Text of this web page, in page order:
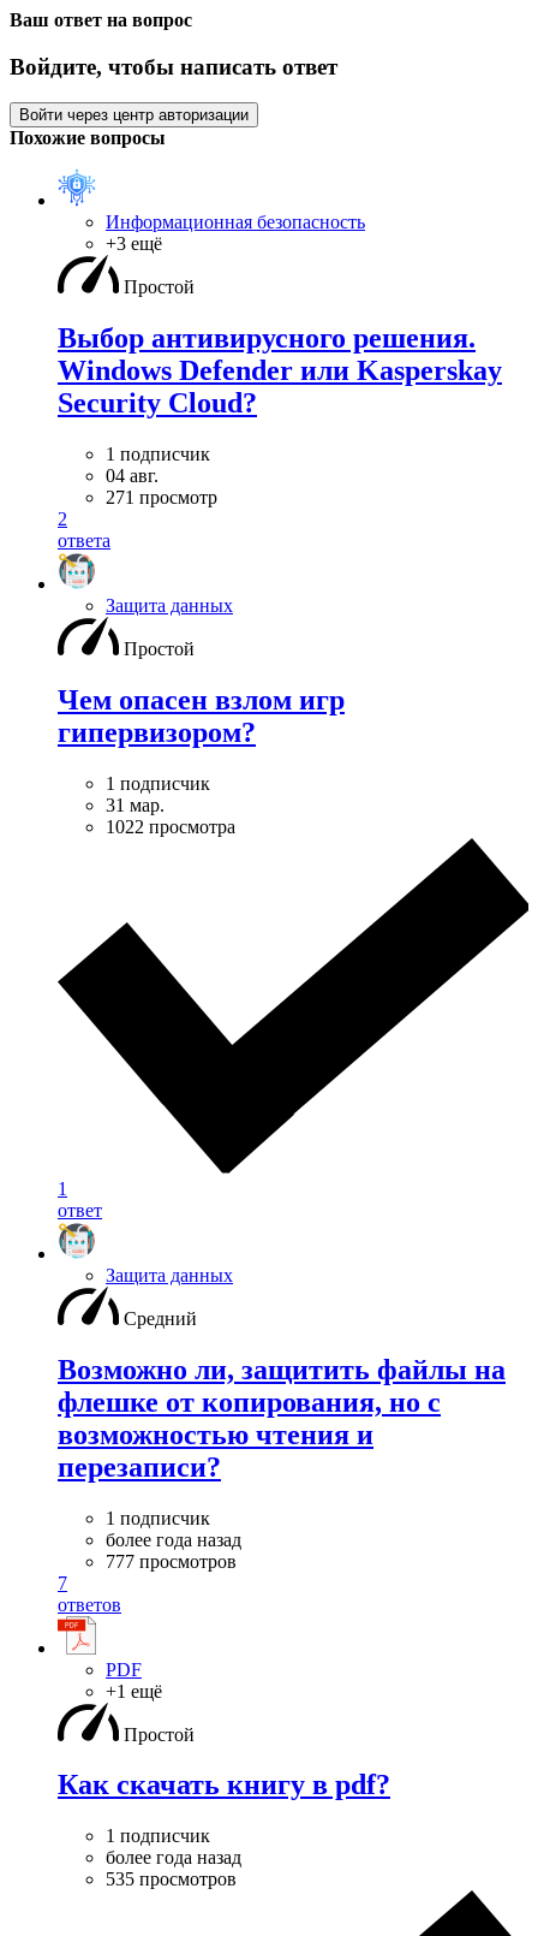
Ваш ответ на вопрос
Войдите, чтобы написать ответ
Войти через центр авторизации
Похожие вопросы
Информационная безопасность
+3 ещё
Простой
Выбор антивирусного решения.
Windows Defender или Kasperskay
Security Cloud?
1 подписчик
04 авг.
271 просмотр
2
ответа
Защита данных
Простой
Чем опасен взлом игр
гипервизором?
1 подписчик
31 мар.
1022 просмотра
1
ответ
Защита данных
Средний
Возможно ли, защитить файлы на
флешке от копирования, но с
возможностью чтения и
перезаписи?
1 подписчик
более года назад
777 просмотров
7
ответов
PDF
+1 ещё
Простой
Как скачать книгу в pdf?
1 подписчик
более года назад
535 просмотров